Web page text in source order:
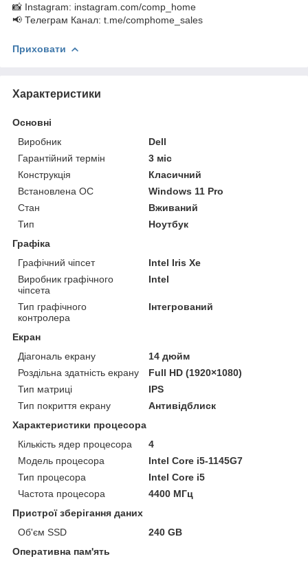
📸 Instagram: instagram.com/comp_home
📢 Телеграм Канал: t.me/comphome_sales
Приховати
Характеристики
Основні
Виробник
Dell
Гарантійний термін
3 міс
Конструкція
Класичний
Встановлена ОС
Windows 11 Pro
Стан
Вживаний
Тип
Ноутбук
Графіка
Графічний чіпсет
Intel Iris Xe
Виробник графічного
чіпсета
Intel
Тип графічного
контролера
Інтегрований
Екран
Діагональ екрану
14 дюйм
Роздільна здатність екрану
Full HD (1920×1080)
Тип матриці
IPS
Тип покриття екрану
Антивідблиск
Характеристики процесора
Кількість ядер процесора
4
Модель процесора
Intel Core i5-1145G7
Тип процесора
Intel Core i5
Частота процесора
4400 МГц
Пристрої зберігання даних
Об'єм SSD
240 GB
Оперативна пам'ять